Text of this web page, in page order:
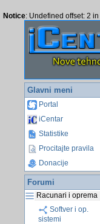
Notice: Undefined offset: 2 in
Glavni meni
Portal
iCentar
Statistike
Procitajte pravila
Donacije
Forumi
Racunari i oprema
Softver i op.
sistemi